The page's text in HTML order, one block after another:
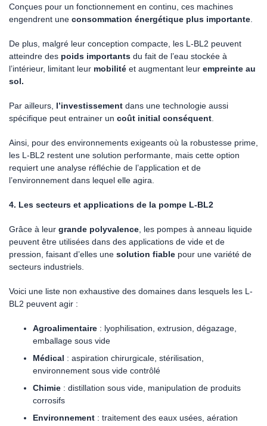
Conçues pour un fonctionnement en continu, ces machines
engendrent une consommation énergétique plus importante
De plus, malgré leur conception compacte, les L-BL2 peuvent
atteindre des poids importants du fait de l’eau stockée à
l’intérieur, limitant leur mobilité et augmentant leur empreinte au
sol.
Par ailleurs, l’investissement dans une technologie aussi
spécifique peut entrainer un coût initial conséquent
Ainsi, pour des environnements exigeants où la robustesse prime,
les L-BL2 restent une solution performante, mais cette option
requiert une analyse réfléchie de l’application et de
l’environnement dans lequel elle agira.
4. Les secteurs et applications de la pompe L-BL2
Grâce à leur grande polyvalence , les pompes à anneau liquide
peuvent être utilisées dans des applications de vide et de
pression, faisant d’elles une solution fiable pour une variété de
secteurs industriels.
Voici une liste non exhaustive des domaines dans lesquels les L-
BL2 peuvent agir :
Agroalimentaire : lyophilisation, extrusion, dégazage,
emballage sous vide
Médical : aspiration chirurgicale, stérilisation,
environnement sous vide contrôlé
Chimie : distillation sous vide, manipulation de produits
corrosifs
Environnement : traitement des eaux usées, aération